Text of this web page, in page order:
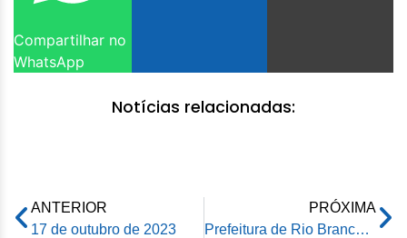
Compartilhar no
WhatsApp
Notícias relacionadas:
ANTERIOR
17 de outubro de 2023
PRÓXIMA
Prefeitura de Rio Branco e DNIT se reúnem para articular melhorias na Rodovia BR 364